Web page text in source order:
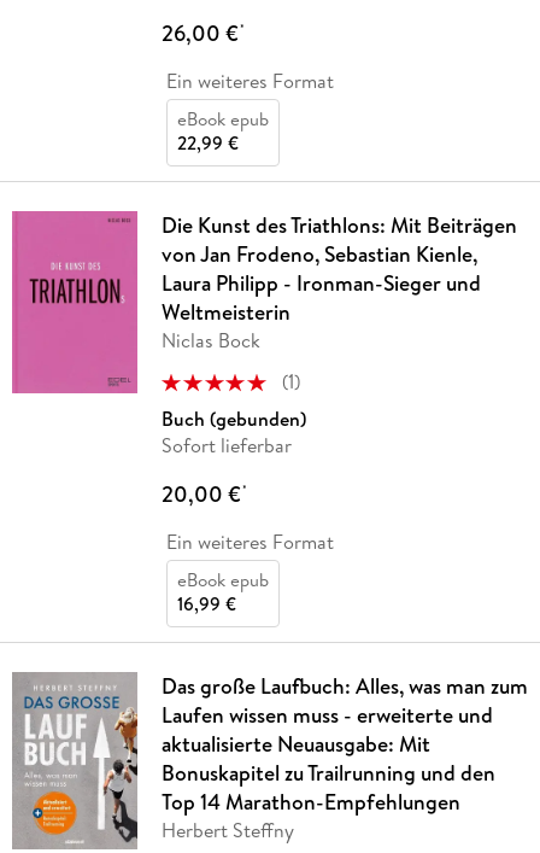
26,00 €*
Ein weiteres Format
eBook epub
22,99 €
Die Kunst des Triathlons: Mit Beiträgen
von Jan Frodeno, Sebastian Kienle,
Laura Philipp - Ironman-Sieger und
Weltmeisterin
Niclas Bock
(1)
Buch (gebunden)
Sofort lieferbar
20,00 €*
Ein weiteres Format
eBook epub
16,99 €
Das große Laufbuch: Alles, was man zum
Laufen wissen muss - erweiterte und
aktualisierte Neuausgabe: Mit
Bonuskapitel zu Trailrunning und den
Top 14 Marathon-Empfehlungen
Herbert Steffny